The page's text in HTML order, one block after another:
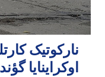
نارکوتیک
اوکراینایا